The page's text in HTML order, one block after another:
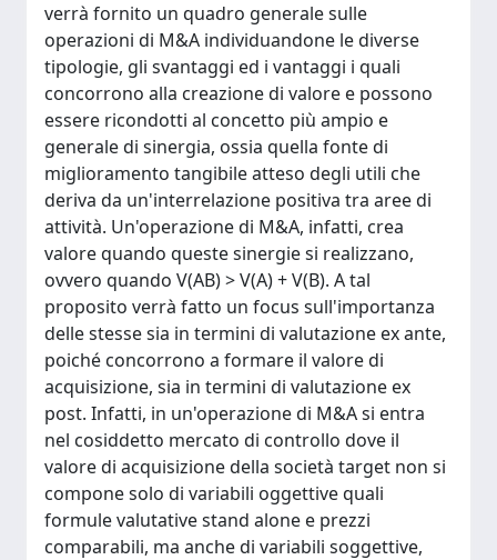
verrà fornito un quadro generale sulle
operazioni di M&A individuandone le diverse
tipologie, gli svantaggi ed i vantaggi i quali
concorrono alla creazione di valore e possono
essere ricondotti al concetto più ampio e
generale di sinergia, ossia quella fonte di
miglioramento tangibile atteso degli utili che
deriva da un'interrelazione positiva tra aree di
attività. Un'operazione di M&A, infatti, crea
valore quando queste sinergie si realizzano,
ovvero quando V(AB) > V(A) + V(B). A tal
proposito verrà fatto un focus sull'importanza
delle stesse sia in termini di valutazione ex ante,
poiché concorrono a formare il valore di
acquisizione, sia in termini di valutazione ex
post. Infatti, in un'operazione di M&A si entra
nel cosiddetto mercato di controllo dove il
valore di acquisizione della società target non si
compone solo di variabili oggettive quali
formule valutative stand alone e prezzi
comparabili, ma anche di variabili soggettive,